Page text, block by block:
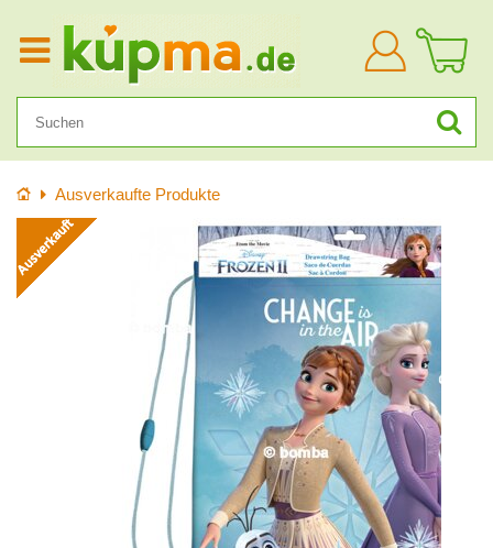
Anmelden
StartseiteAusverkaufte Produkte